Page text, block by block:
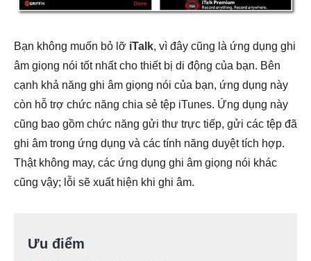
Bạn không muốn bỏ lỡ iTalk, vì đây cũng là ứng dụng ghi
âm giọng nói tốt nhất cho thiết bị di động của bạn. Bên
cạnh khả năng ghi âm giọng nói của bạn, ứng dụng này
còn hỗ trợ chức năng chia sẻ tệp iTunes. Ứng dụng này
cũng bao gồm chức năng gửi thư trực tiếp, gửi các tệp đã
ghi âm trong ứng dụng và các tính năng duyệt tích hợp.
Thật không may, các ứng dụng ghi âm giọng nói khác
cũng vậy; lỗi sẽ xuất hiện khi ghi âm.
Ưu điểm